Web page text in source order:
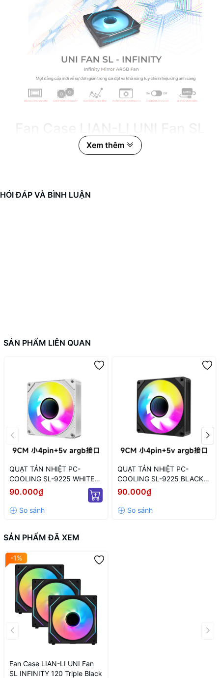
INFINITY 120 Triple Black
Fan Case LIAN-LI UNI Fan SL
INFINITY 120 Triple Black
Fan Case LIAN-LI UNI Fan SL
INFINITY 120 Triple Black
Xem thêm
HỎI ĐÁP VÀ BÌNH LUẬN
SẢN PHẨM LIÊN QUAN
QUẠT TẢN NHIỆT PC-
COOLING SL-9225 WHITE
ARGB (MÀU TRẮNG/ 9CM/
LED TÂM ARGB VÔ CỰC)
90.000₫
QUẠT TẢN NHIỆT PC-
COOLING SL-9225 BLACK
LED ARGB (MÀU ĐEN/ 9CM/
LED TÂM VÔ CỰC)
90.000₫
SẢN PHẨM ĐÃ XEM
-1%
Fan Case LIAN-LI UNI Fan
SL INFINITY 120 Triple Black